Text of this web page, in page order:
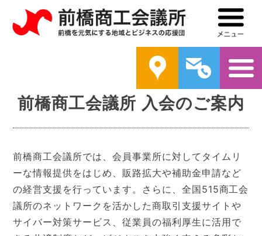
前橋商工会議所メ
前橋商工会議所 入会のご案内
前橋商工会議所では、会員事業所に対してタイムリ
ーな情報提供をはじめ、販路拡大や補助金申請など
の経営支援を行っています。さらに、全国515商工会
議所のネットワークを活かした商取引支援サイトや
サイバー対策サービス、従業員の福利厚生に活用で